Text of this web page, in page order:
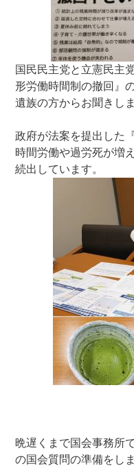
国民民主党と立憲民主
形労働時間制の撤回』
遺族の方からお聞きしま
政府が法案を提出した
時間労働や過労死が増
続出しています。
晩遅くまで国会事務所
の国会質問の準備をしま